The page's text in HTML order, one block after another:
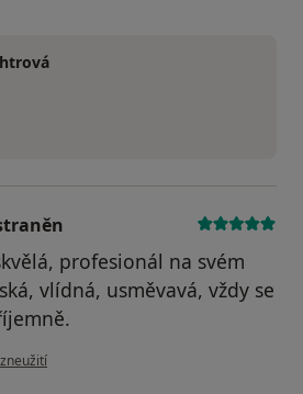
profesionál na svém
vlídná, usměvavá, vždy se
uživatele Váš účet byl odstraněn